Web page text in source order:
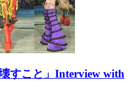
すこと」Interview with